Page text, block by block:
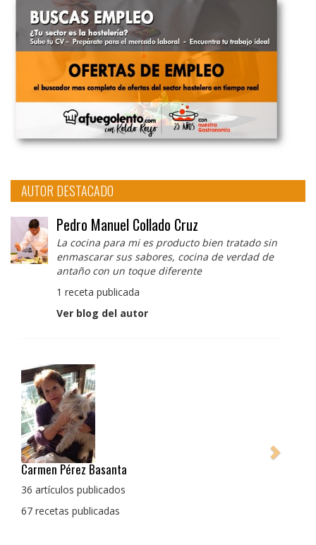
AUTOR DESTACADO
Pedro Manuel Collado Cruz
La cocina para mi es producto bien tratado sin
enmascarar sus sabores, cocina de verdad de
antaño con un toque diferente
1 receta publicada
Ver blog del autor
Pedro Manuel Collado Cruz
La cocina para mi es producto bien tratado sin
con un toque diferente